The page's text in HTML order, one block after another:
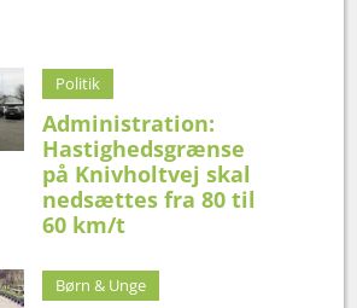
Politik
Administration:
Hastighedsgrænse
på Knivholtvej skal
nedsættes fra 80 til
60 km/t
Børn & Unge